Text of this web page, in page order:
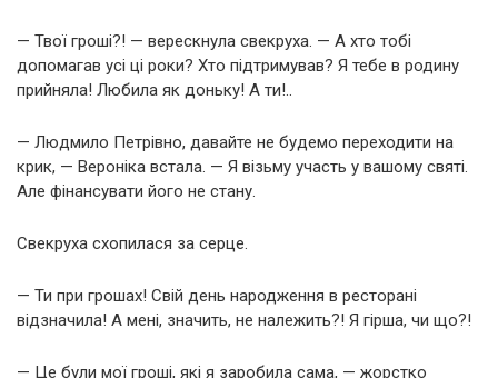
— Твої гроші?! — верескнула свекруха. — А хто тобі
допомагав усі ці роки? Хто підтримував? Я тебе в родину
прийняла! Любила як доньку! А ти!..
— Людмило Петрівно, давайте не будемо переходити на
крик, — Вероніка встала. — Я візьму участь у вашому святі.
Але фінансувати його не стану.
Свекруха схопилася за серце.
— Ти при грошах! Свій день народження в ресторані
відзначила! А мені, значить, не належить?! Я гірша, чи що?!
— Це були мої гроші, які я заробила сама, — жорстко